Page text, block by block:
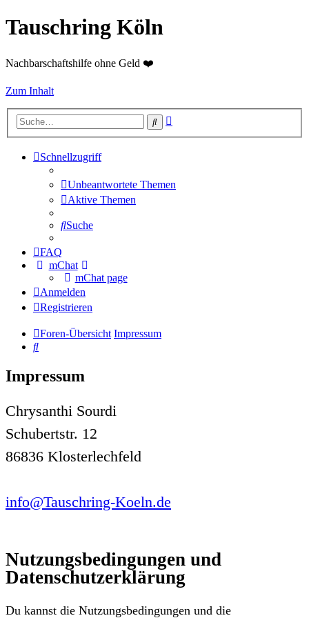
Tauschring Köln
Nachbarschaftshilfe ohne Geld ❤️
Zum Inhalt
Suche
Schnellzugriff
Unbeantwortete Themen
Aktive Themen
Suche
FAQ
mChat
mChat page
Anmelden
Registrieren
Foren-Übersicht Impressum
Suche
Impressum
Chrysanthi Sourdi
Schubertstr. 12
86836 Klosterlechfeld
info@Tauschring-Koeln.de
Nutzungsbedingungen und
Datenschutzerklärung
Du kannst die Nutzungsbedingungen und die